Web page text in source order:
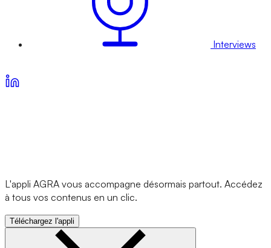
Interviews
L'appli AGRA vous accompagne désormais partout. Accédez
à tous vos contenus en un clic.
Téléchargez l'appli